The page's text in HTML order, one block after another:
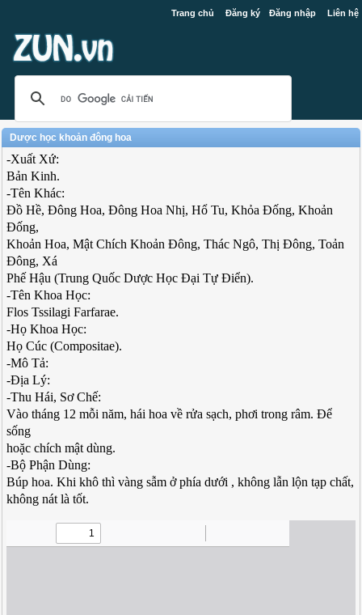
Trang chủ Đăng ký Đăng nhập Liên hệ
Dược học khoản đông hoa
-Xuất Xứ:
Bản Kinh.
-Tên Khác:
Đồ Hề, Đông Hoa, Đông Hoa Nhị, Hổ Tu, Khỏa Đống, Khoản
Đống,
Khoản Hoa, Mật Chích Khoản Đông, Thác Ngô, Thị Đông, Toản
Đông, Xá
Phế Hậu (Trung Quốc Dược Học Đại Tự Điển).
-Tên Khoa Học:
Flos Tssilagi Farfarae.
-Họ Khoa Học:
Họ Cúc (Compositae).
-Mô Tả:
-Địa Lý:
-Thu Hái, Sơ Chế:
Vào tháng 12 mỗi năm, hái hoa về rửa sạch, phơi trong râm. Để
sống
hoặc chích mật dùng.
-Bộ Phận Dùng:
Búp hoa. Khi khô thì vàng sẫm ở phía dưới , không lẫn lộn tạp chất,
không nát là tốt.